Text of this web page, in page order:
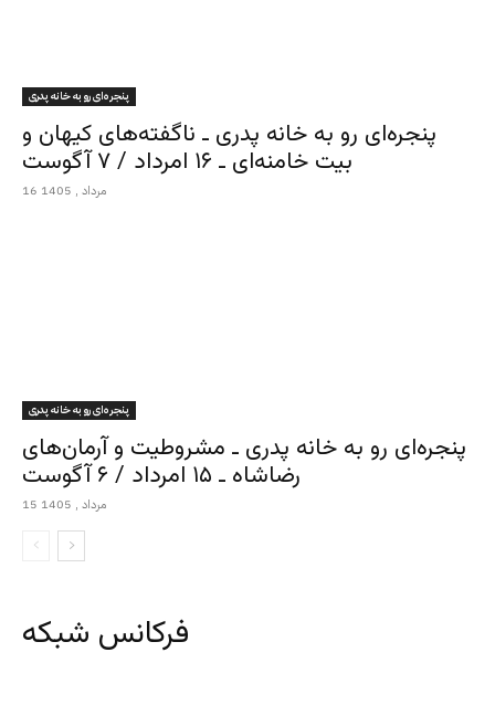
پنجره‌ای رو به خانه پدری
پنجره‌ای رو به خانه پدری ـ ناگفته‌های کیهان و
بیت خامنه‌ای ـ ۱۶ امرداد / ۷ آگوست
16 مرداد , 1405
پنجره‌ای رو به خانه پدری
پنجره‌ای رو به خانه پدری ـ مشروطیت و آرمان‌های
رضاشاه ـ ۱۵ امرداد / ۶ آگوست
15 مرداد , 1405
فرکانس شبکه